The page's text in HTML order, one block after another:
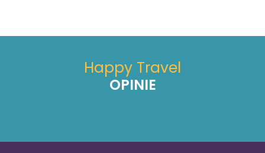
Happy Travel
OPINIE